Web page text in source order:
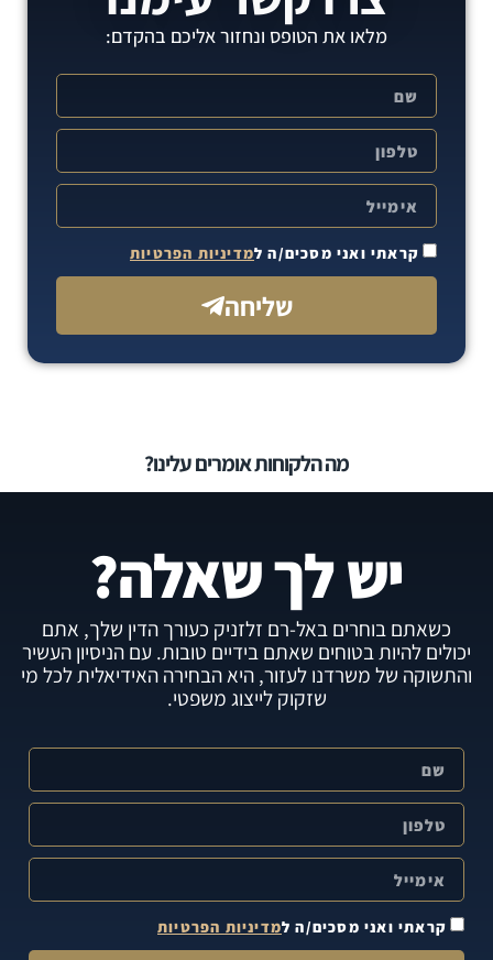
מלאו את הטופס ונחזור אליכם בהקדם:
קראתי ואני מסכים/ה למדיניות הפרטיות
שליחה
מה הלקוחות אומרים עלינו?
יש לך שאלה?
כשאתם בוחרים באל-רם זלזניק כעורך הדין שלך, אתם
יכולים להיות בטוחים שאתם בידיים טובות. עם הניסיון העשיר
והתשוקה של משרדנו לעזור, היא הבחירה האידיאלית לכל מי
שזקוק לייצוג משפטי.
קראתי ואני מסכים/ה למדיניות הפרטיות